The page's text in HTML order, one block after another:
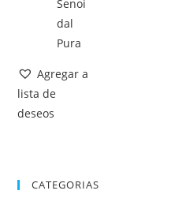
Agregar a
lista de
deseos
CATEGORIAS